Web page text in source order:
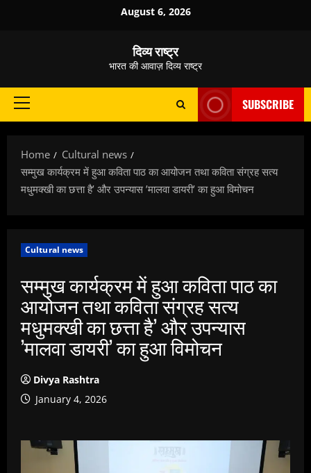
August 6, 2026
दिव्य राष्ट्र
भारत की आवाज़ दिव्य राष्ट्र
Primary
SUBSCRIBE
Home
Cultural news
सम्मुख कार्यक्रम में हुआ कविता पाठ का आयोजन तथा कविता संग्रह सत्य
मधुमक्खी का छत्ता है’ और उपन्यास ’मालवा डायरी’ का हुआ विमोचन
Cultural news
सम्मुख कार्यक्रम में हुआ कविता पाठ का
आयोजन तथा कविता संग्रह सत्य
मधुमक्खी का छत्ता है’ और उपन्यास
’मालवा डायरी’ का हुआ विमोचन
Divya Rashtra
January 4, 2026